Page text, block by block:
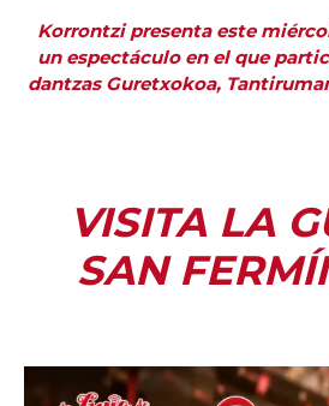
Korrontzi presenta este
un espectáculo en el que
dantzas Guretxokoa,
VISITA LA
SAN